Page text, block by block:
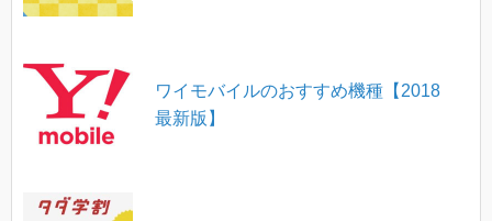
ワイモバイルのおすすめ機種【2018
最新版】